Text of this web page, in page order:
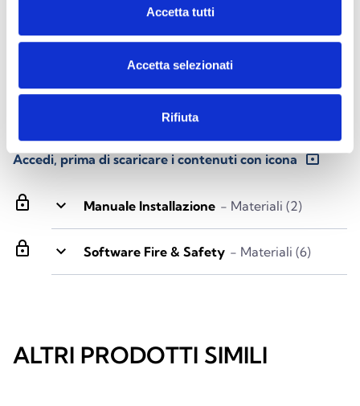
Accetta tutti
Accetta selezionati
Rifiuta
lock keyboard_arrow_down Manuale Installazione - Materiali (2)
lock keyboard_arrow_down Software Fire & Safety - Materiali (6)
Accedi, prima di scaricare i contenuti con iconalock
ALTRI PRODOTTI SIMILI